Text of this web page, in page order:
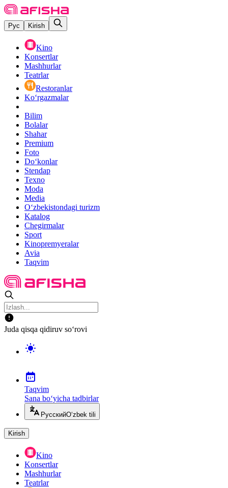
Рус Kirish
Kino
Konsertlar
Mashhurlar
Teatrlar
Restoranlar
Ko‘rgazmalar
Bilim
Bolalar
Shahar
Premium
Foto
Do‘konlar
Stendap
Texno
Moda
Media
O‘zbekistondagi turizm
Katalog
Chegirmalar
Sport
Kinopremyeralar
Avia
Taqvim
Juda qisqa qidiruv so‘rovi
Taqvim
Sana bo‘yicha tadbirlar
РусскийO‘zbek tili
Kirish
Kino
Konsertlar
Mashhurlar
Teatrlar